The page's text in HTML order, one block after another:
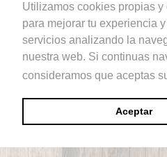
Utilizamos cookies propias y
para mejorar tu experiencia
servicios analizando la
nuestra web. Si continuas
consideramos que aceptas
Aceptar
Política de devolución
Política de Cookies
Condiciones Club
Ejercer derecho de
Derecho de Autor © 2026Doctor
Sitio diseñado